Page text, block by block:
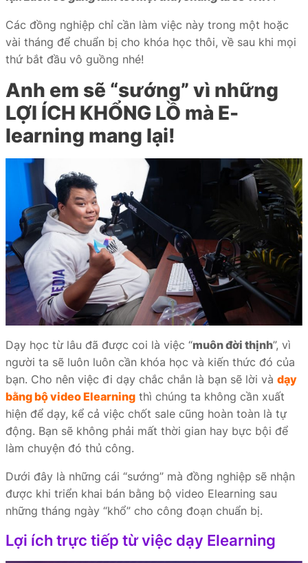
Các đồng nghiệp chỉ cần làm việc này trong một hoặc
vài tháng để chuẩn bị cho khóa học thôi, về sau khi mọi
thứ bắt đầu vô guồng nhé!
Anh em sẽ “sướng” vì những
LỢI ÍCH KHỔNG LỒ mà E-
learning mang lại!
Dạy học từ lâu đã được coi là việc “muôn đời thịnh”, vì
người ta sẽ luôn luôn cần khóa học và kiến thức đó của
bạn. Cho nên việc đi dạy chắc chắn là bạn sẽ lời và dạy
bằng bộ video Elearning thì chúng ta không cần xuất
hiện để dạy, kể cả việc chốt sale cũng hoàn toàn là tự
động. Bạn sẽ không phải mất thời gian hay bực bội để
làm chuyện đó thủ công.
Dưới đây là những cái “sướng” mà đồng nghiệp sẽ nhận
được khi triển khai bán bằng bộ video Elearning sau
những tháng ngày “khổ” cho công đoạn chuẩn bị.
Lợi ích trực tiếp từ việc dạy Elearning